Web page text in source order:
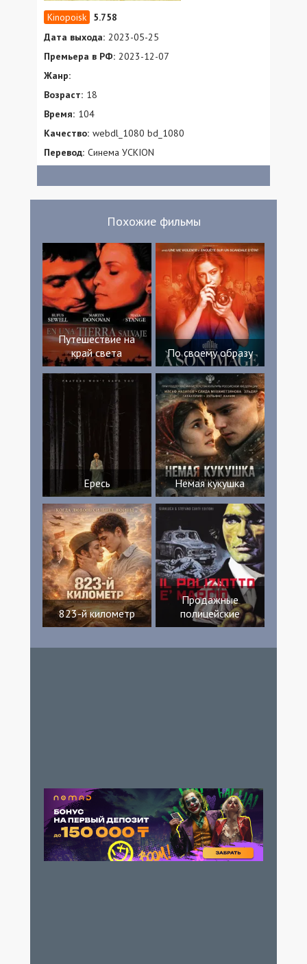
5.758
Дата выхода: 2023-05-25
Премьера в РФ: 2023-12-07
Жанр:
Возраст: 18
Время: 104
Качество: webdl_1080 bd_1080
Перевод: Синема УСKION
Похожие фильмы
Путешествие на
край света
По своему образу
Ересь Немая кукушка
823-й километр
Продажные
полицейские